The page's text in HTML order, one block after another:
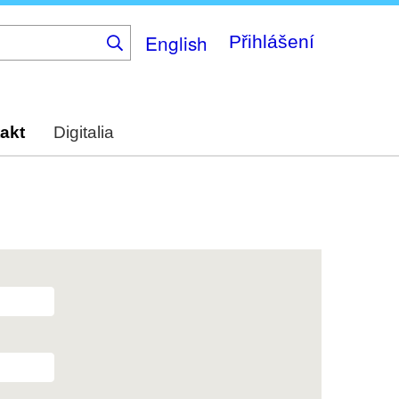
English Přihlášení
Digitalia